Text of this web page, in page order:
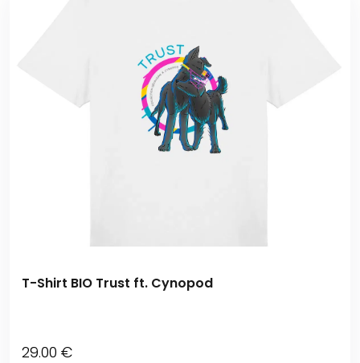
T-Shirt BIO Trust ft. Cynopod
29.00 €